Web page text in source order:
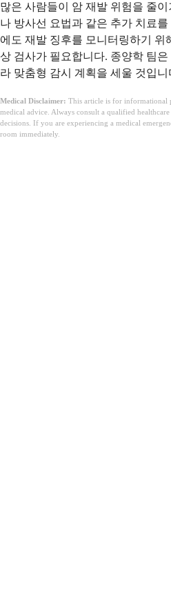
많은 사람들이 암 재발 위험을 줄이
나 방사선 요법과 같은 추가 치료
에도 재발 징후를 모니터링하기 위
상 검사가 필요합니다. 종양학 팀
라 맞춤형 감시 계획을 세울 것입니
Medical Disclaimer: This article is for informational
medical advice. Always consult a qualified
decisions. If you are experiencing a medical
room immediately.